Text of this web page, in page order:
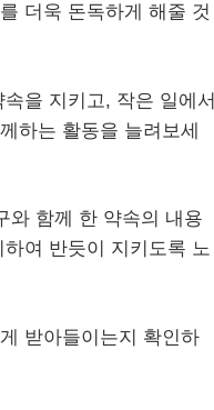
더욱 돈독하게 해줄 것
을 지키고, 작은 일에서
하는 활동을 늘려보세
와 함께 한 약속의 내용
여 반듯이 지키도록 노
받아들이는지 확인하